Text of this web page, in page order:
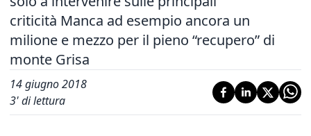
criticità Manca ad esempio ancora un
milione e mezzo per il pieno “recupero” di
monte Grisa
14 giugno 2018
3' di lettura